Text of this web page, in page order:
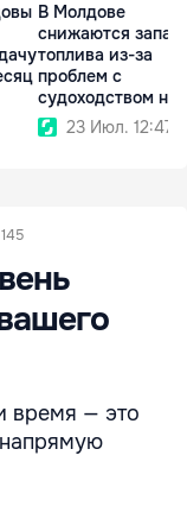
В Молдове
снижаются
топлива из-за
проблем с
судоходством на
Дунае23 Июл. 12:47
время — это
напрямую